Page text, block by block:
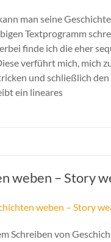
man seine
Textprogramm
finde ich die eher
verführt mich, mich
und schließlich den
ein lineares
weben – Story
Schreiben von